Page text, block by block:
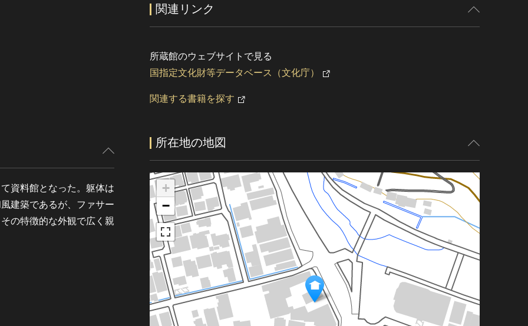
資料館となった。躯体は
建築であるが、ファサー
の特徴的な外観で広く親
関連リンク
所蔵館のウェブサイトで見る
国指定文化財等データベース（文化庁）
関連する書籍を探す
所在地の地図
+
−